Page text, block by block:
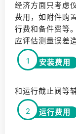
经济方面只考虑
费用，如附件购
行费和备件费等
应评估测量误差
1
安装费用
和运行截止阀等
2
运行费用